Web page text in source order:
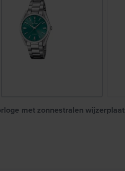
met zonnestralen wijzerplaat